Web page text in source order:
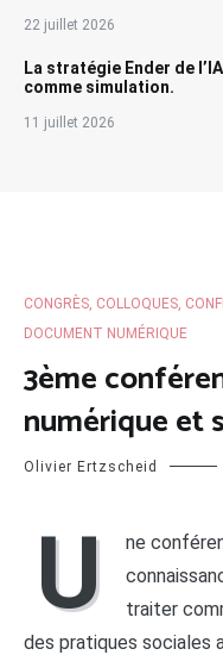
22 juillet 2026
La stratégie Ender de
comme simulation.
11 juillet 2026
CONGRÈS, COLLOQUES,
DOCUMENT NUMÉRIQUE
3ème
numérique et
Olivier Ertzscheid
U
ne
traiter
des pratiques sociales